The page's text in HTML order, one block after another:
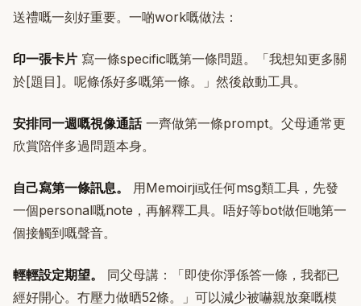
送禮嘅一刻好重要。一啲work嘅做法：
印一張卡片 寫一條specific嘅第一條問題。「我想知更多關
於[題目]。呢條係好多嘅第一條。」然後啟動工具。
安排同一週嘅視像通話一齊做第一條prompt。父母通常更
欣賞陪伴多過問題本身。
自己寫第一條訊息。
用Memoirji或任何msg類工具，先發
一個personal嘅note，再解釋工具。唔好等bot做佢哋第一
個接觸到嘅聲音。
輕輕設定期望。
同父母講：「即使你淨係答一條，我都已
經好開心。冇壓力做晒52條。」可以減少被嚇親放棄嘅模